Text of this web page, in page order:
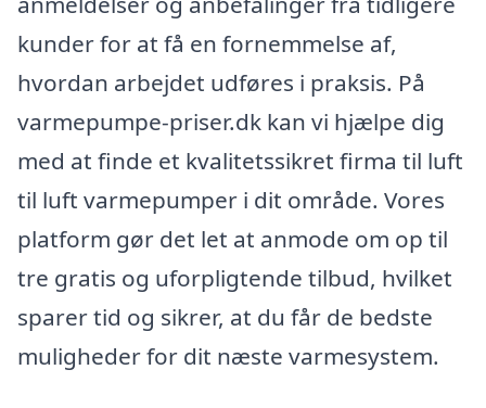
kunder for at få en fornemmelse af,
hvordan arbejdet udføres i praksis. På
varmepumpe-priser.dk kan vi hjælpe dig
med at finde et kvalitetssikret firma til luft
til luft varmepumper i dit område. Vores
platform gør det let at anmode om op til
tre gratis og uforpligtende tilbud, hvilket
sparer tid og sikrer, at du får de bedste
muligheder for dit næste varmesystem.